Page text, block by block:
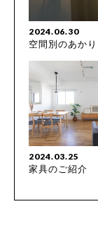
2024.06.30
空間別のあかり
2024.03.25
家具のご紹介